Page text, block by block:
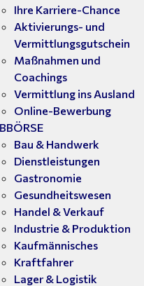
Ihre Karriere-Chance
Aktivierungs- und
Vermittlungsgutschein
Maßnahmen und
Coachings
Vermittlung ins Ausland
Online-Bewerbung
Bau & Handwerk
Dienstleistungen
Gastronomie
Gesundheitswesen
Handel & Verkauf
Industrie & Produktion
Kaufmännisches
Kraftfahrer
Lager & Logistik